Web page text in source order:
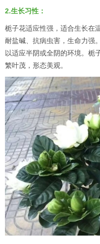
2.生长习性：
栀子花适应性强，适合生长在
耐盐碱、抗病虫害，生命力强
以适应半阴或全阴的环境。栀
繁叶茂，形态美观。